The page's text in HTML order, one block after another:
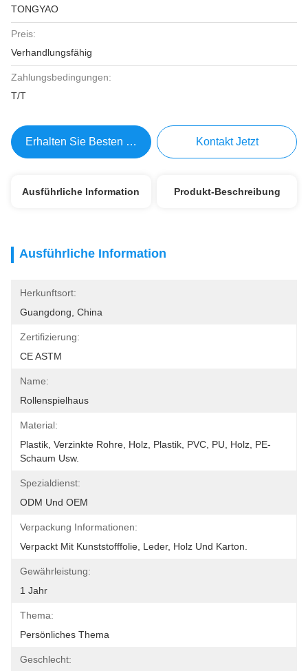
TONGYAO
Preis:
Verhandlungsfähig
Zahlungsbedingungen:
T/T
Erhalten Sie Besten Preis Kontakt Jetzt
Ausführliche Information Produkt-Beschreibung
Ausführliche Information
Herkunftsort:
Guangdong, China
Zertifizierung:
CE ASTM
Name:
Rollenspielhaus
Material:
Plastik, Verzinkte Rohre, Holz, Plastik, PVC, PU, Holz, PE-
Schaum Usw.
Spezialdienst:
ODM Und OEM
Verpackung Informationen:
Verpackt Mit Kunststofffolie, Leder, Holz Und Karton.
Gewährleistung:
1 Jahr
Thema:
Persönliches Thema
Geschlecht: